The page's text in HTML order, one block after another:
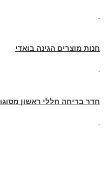
.
חנות מוצרים הגינה בואדי
.
חדר בריחה חללי ראשון מסוגו
.